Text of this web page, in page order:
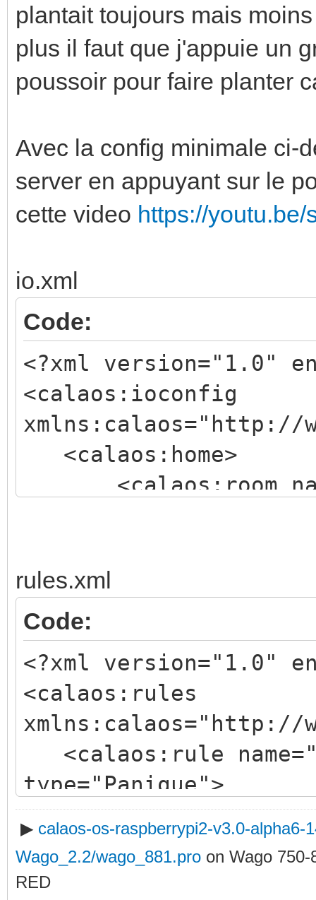
plantait toujours mais
plus il faut que j'appuie un
poussoir pour faire planter
Avec la config minimale ci-
server en appuyant sur le
cette video https://
io.xml
Code:
<?xml version="1.0"
<calaos:ioconfig
xmlns:calaos="http://
<calaos:home>
<calaos:room
gui_type="switch"
id="input_7"
port="502"
visible="false"
</calaos:room>
</calaos:home>
</calaos:ioconfig>
rules.xml
Code:
<?xml version="1.0"
<calaos:rules
xmlns:calaos="http://
<calaos:rule
type="Panique">
<calaos:input
<calaos:script
▶ calaos-os-raspberrypi2-v3.0-alpha6-
Wago_2.2/wago_881.pro on Wago 750-
RED